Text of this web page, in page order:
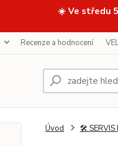
☀️ Ve středu
Recenze a hodnocení
Úvod 🛠️ SERVIS